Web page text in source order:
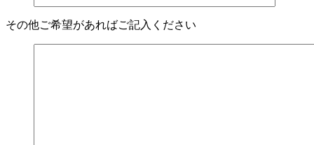
その他ご希望があればご記入ください